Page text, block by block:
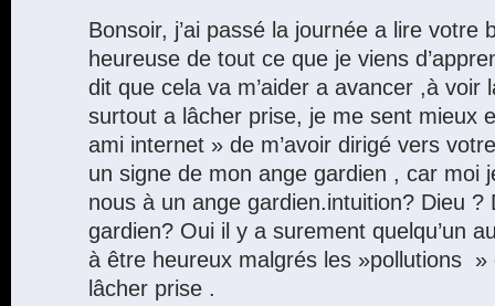
Bonsoir, j’ai passé la journée a lire votre
heureuse de tout ce que je viens
dit que cela va m’aider a avancer ,à voir
surtout a lâcher prise, je me sent mieux
ami internet » de m’avoir dirigé vers
un signe de mon ange gardien , car moi
nous à un ange gardien.intuition? Dieu ?
gardien? Oui il y a surement quelqu’un
à être heureux malgrés les »pollutions »
lâcher prise .